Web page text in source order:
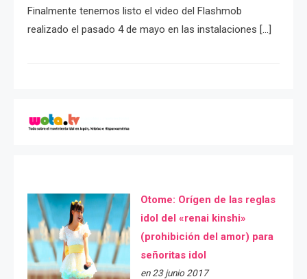
Finalmente tenemos listo el video del Flashmob
realizado el pasado 4 de mayo en las instalaciones […]
Otome: Orígen de las reglas
idol del «renai kinshi»
(prohibición del amor) para
señoritas idol
en 23 junio 2017